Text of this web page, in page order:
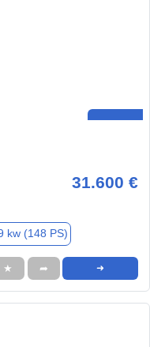
31.600 €
kw (148 PS)
★ ➦ ➜